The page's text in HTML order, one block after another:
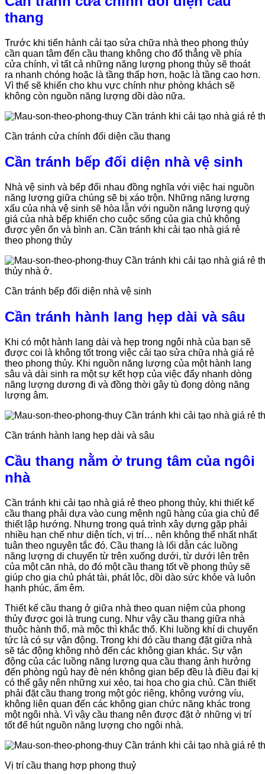
thang
Trước khi tiến hành cải tạo sửa chữa nhà theo phong thủy
cần quan tâm đến cầu thang không cho đổ thẳng về phía
cửa chính, vì tất cả những năng lượng phong thủy sẽ thoát
ra nhanh chóng hoặc là tầng thấp hơn, hoặc là tầng cao hơn.
Vì thế sẽ khiến cho khu vực chính như phòng khách sẽ
không còn nguồn năng lượng dồi dào nữa.
Cần tránh cửa chính đối diện cầu thang
Cần tránh bếp đối diện nhà vệ sinh
Nhà vệ sinh và bếp đối nhau đồng nghĩa với việc hai nguồn
năng lượng giữa chúng sẽ bị xáo trộn. Những năng lượng
xấu của nhà vệ sinh sẽ hòa lẫn với nguồn năng lượng quý
giá của nhà bếp khiến cho cuộc sống của gia chủ không
được yên ổn và bình an. Cần tránh khi cải tạo nhà giá rẻ
theo phong thủy
Cần tránh bếp đối diện nhà vệ sinh
Cần tránh hành lang hẹp dài và sâu
Khi có một hành lang dài và hẹp trong ngôi nhà của bạn sẽ
được coi là không tốt trong việc cải tạo sửa chữa nhà giá rẻ
theo phong thủy. Khi nguồn năng lượng của một hành lang
sâu và dài sinh ra một sự kết hợp của việc đẩy nhanh dòng
năng lượng dương đi và đồng thời gây tù đọng dòng năng
lượng âm.
Cần tránh hành lang hẹp dài và sâu
Cầu thang nằm ở trung tâm của ngôi
nhà
Cần tránh khi cải tạo nhà giá rẻ theo phong thủy, khi thiết kế
cầu thang phải dựa vào cung mệnh ngũ hàng của gia chủ để
thiết lập hướng. Nhưng trong quá trình xây dựng gặp phải
nhiều hạn chế như diện tích, vị trí… nên không thể nhất nhất
tuân theo nguyên tắc đó. Cầu thang là lối dẫn các luồng
năng lượng di chuyển từ trên xuống dưới, từ dưới lên trên
của một căn nhà, do đó một cầu thang tốt về phong thủy sẽ
giúp cho gia chủ phát tài, phát lộc, dồi dào sức khỏe và luôn
hạnh phúc, ấm êm.
Thiết kế cầu thang ở giữa nhà theo quan niệm của phong
thủy được gọi là trung cung. Như vậy cầu thang giữa nhà
thuộc hành thổ, mà mộc thì khắc thổ. Khi luồng khí di chuyển
tức là có sự vận động. Trong khi đó cầu thang đặt giữa nhà
sẽ tác động không nhỏ đến các không gian khác. Sự vận
động của các luồng năng lượng qua cầu thang ảnh hưởng
đến phòng ngủ hay đè nén không gian bếp đều là điều đại kị
có thể gây nên những xui xẻo, tai họa cho gia chủ. Cần thiết
phải đặt cầu thang trong một góc riêng, không vướng víu,
không liên quan đến các không gian chức năng khác trong
một ngôi nhà. Vì vậy cầu thang nên được đặt ở những vị trí
tốt để hút nguồn năng lượng cho ngôi nhà.
Vị trí cầu thang hợp phong thuỷ